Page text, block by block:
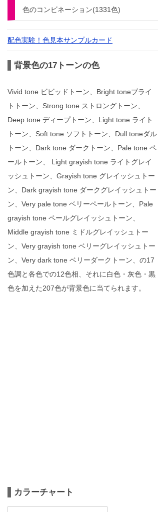
色のコンビネーション(1331色)
配色実験！色見本サンプルカード
背景色の17トーンの色
Vivid tone ビビッドトーン、Bright toneブライ
トトーン、Strong tone ストロングトーン、
Deep tone ディープトーン、Light tone ライト
トーン、Soft tone ソフトトーン、Dull toneダル
トーン、Dark tone ダークトーン、Pale tone ペ
ールトーン、 Light grayish tone ライトグレイ
ッシュトーン、Grayish tone グレイッシュトー
ン、Dark grayish tone ダークグレイッシュトー
ン、Very pale tone ベリーペールトーン、Pale
grayish tone ペールグレイッシュトーン、
Middle grayish tone ミドルグレイッシュトー
ン、Very grayish tone ベリーグレイッシュトー
ン、Very dark tone ベリーダークトーン、の17
色調と各色での12色相、それに白色・灰色・黒
色を加えた207色が背景色に当てられます。
カラーチャート